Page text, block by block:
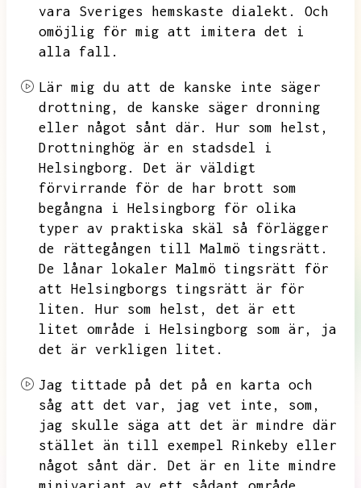
vara Sveriges hemskaste dialekt.
Och
omöjlig för mig att imitera det i
alla fall.
Lär mig du att de kanske inte säger
drottning,
de kanske säger dronning
eller något sånt där.
Hur som helst,
Drottninghög är en stadsdel i
Helsingborg.
Det är väldigt
förvirrande för de har brott som
begångna i Helsingborg för olika
typer av praktiska skäl så förlägger
de rättegången till Malmö tingsrätt.
De lånar lokaler Malmö tingsrätt för
att Helsingborgs tingsrätt är för
liten.
Hur som helst,
det är ett
litet område i Helsingborg som är,
ja
det är verkligen litet.
Jag tittade på det på en karta och
såg att det var,
jag vet inte,
som,
jag skulle säga att det är mindre där
stället än till exempel Rinkeby eller
något sånt där.
Det är en lite mindre